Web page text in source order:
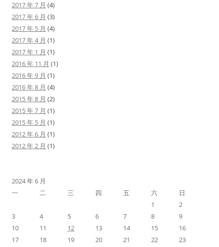
2017 年 7 月 (4)
2017 年 6 月 (3)
2017 年 5 月 (4)
2017 年 4 月 (1)
2017 年 1 月 (1)
2016 年 11 月 (1)
2016 年 9 月 (1)
2016 年 8 月 (4)
2015 年 8 月 (2)
2015 年 7 月 (1)
2015 年 5 月 (1)
2012 年 6 月 (1)
2012 年 2 月 (1)
2024 年 6 月
一
二 三 四 五 六
日
1
2
3
4 5 6 7 8
9
10
11 12 13 14 15
16
17
18 19 20 21 22
23